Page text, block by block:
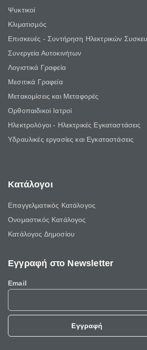
Ψυκτικοί
Κλιματισμός
Επισκευές - Συντήρηση Ηλεκτρικών
Συνεργεία Αυτοκινήτων
Λογιστικά Γραφεία
Μεσιτικά Γραφεία
Μετακομίσεις και Μεταφορές
Ορθοπαιδικοί Ιατροί
Ηλεκτρολόγοι - Ηλεκτρικές Εγκαταστάσεις
Υδραυλικές εργασίες και Εγκαταστάσεις
Κατάλογοι
Επαγγελματικός Κατάλογος
Ονομαστικός Κατάλογος
Κατάλογος Δημοσίου
Εγγραφή στο Newsletter
Email
Εγγραφή